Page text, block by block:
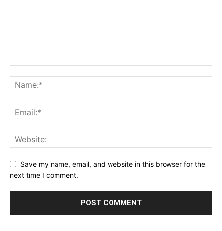
Save my name, email, and website in this browser for the
next time I comment.